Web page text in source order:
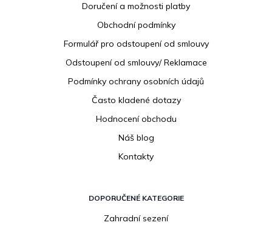
Doručení a možnosti platby
Obchodní podmínky
Formulář pro odstoupení od smlouvy
Odstoupení od smlouvy/ Reklamace
Podmínky ochrany osobních údajů
Často kladené dotazy
Hodnocení obchodu
Náš blog
Kontakty
DOPORUČENÉ KATEGORIE
Zahradní sezení